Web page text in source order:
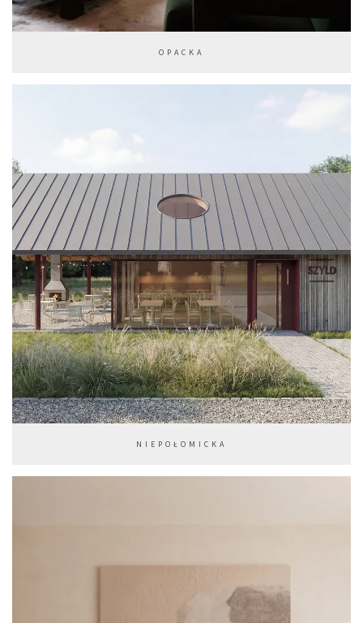
OPACKA
NIEPOŁOMICKA